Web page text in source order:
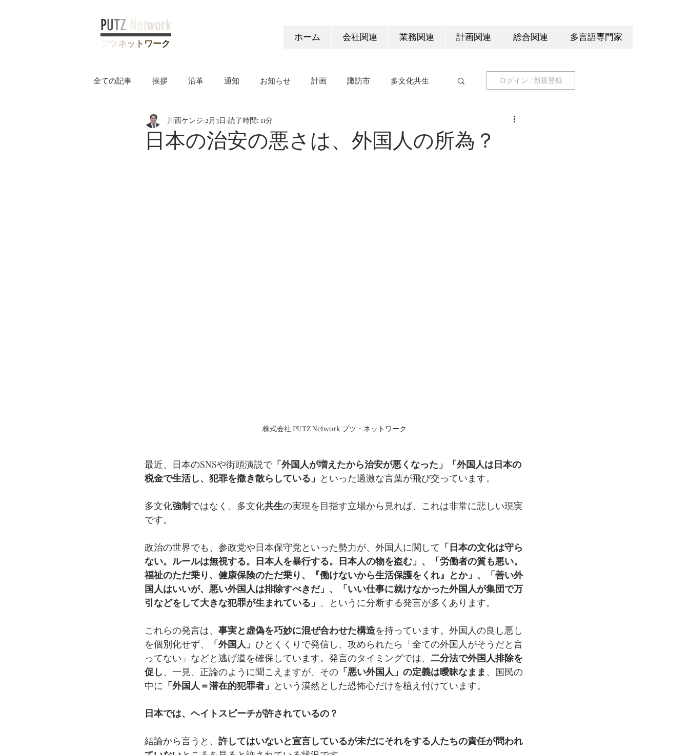
ホーム 会社関連 業務関連 計画関連 総合関連 多言語専門家
PUTZ Network
プツネ ッ ト ワーク
全ての記事 挨拶 沿革 通知 お知らせ 計画 諏訪市 多文化共生
ヤングケアラー制度
ログイン / 新規登録
日本の治安の悪さは、外国人の所為？
川西ケンジ 2月3日 読了時間: 11分
株式会社 PUTZ Network プツ・ネットワーク
最近、日本のSNSや街頭演説で「外国人が増えたから治安が悪くなった」「外国人は日本の
税金で生活し、犯罪を撒き散らしている」 といった過激な言葉が飛び交っています。
多文化強制ではなく、多文化共生の実現を目指す立場から見れば、これは非常に悲しい現実
です。
政治の世界でも、参政党や日本保守党といった勢力が、外国人に関して 「日本の文化は守ら
ない。ルールは無視する。日本人を暴行する。日本人の物を盗む」、「労働者の質も悪い。
福祉のただ乗り、健康保険のただ乗り、『働けないから生活保護をくれ』とか」、「善い外
国人はいいが、悪い外国人は排除すべきだ」、「いい仕事に就けなかった外国人が集団で万
引などをして大きな犯罪が生まれている」 、というに分断する発言が多くあります。
これらの発言は、 事実と虚偽を巧妙に混ぜ合わせた構造を持っています。外国人の良し悪し
を個別化せず、
「外国人」 ひとくくりで発信し、攻められたら「全ての外国人がそうだと言
ってない」などと逃げ道を確保しています。発言のタイミングでは、 二分法で外国人排除を
促し、一見、正論のように聞こえますが、その 「悪い外国人」の定義は曖昧なまま 、国民の
中に 「外国人＝潜在的犯罪者」 という漠然とした恐怖心だけを植え付けています。
日本では、ヘイトスピーチが許されているの？
結論から言うと、 許してはいないと宣言しているが未だにそれをする人たちの責任が問われ